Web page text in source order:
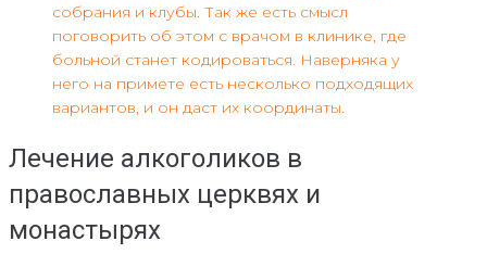
собрания и клубы. Так же есть смысл
поговорить об этом с врачом в клинике, где
больной станет кодироваться. Наверняка у
него на примете есть несколько подходящих
вариантов, и он даст их координаты.
Лечение алкоголиков в
православных церквях и
монастырях